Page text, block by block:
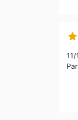

11/